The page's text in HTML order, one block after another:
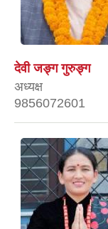
देवी जङ्ग गुरुङ्ग
अध्यक्ष
9856072601